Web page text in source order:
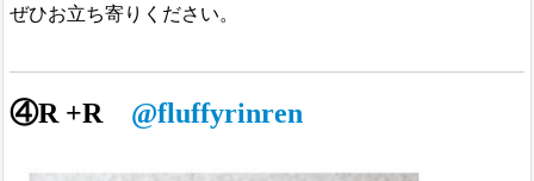
ぜひお立ち寄りください。
④R +R @fluffyrinren